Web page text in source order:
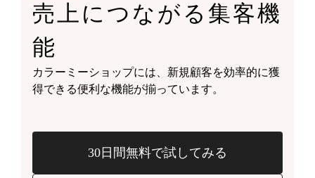
売上につながる集客機
能
カラーミーショップには、 新規顧客を効率的に獲
得できる便利な機能が揃っています。
30日間無料で試してみる